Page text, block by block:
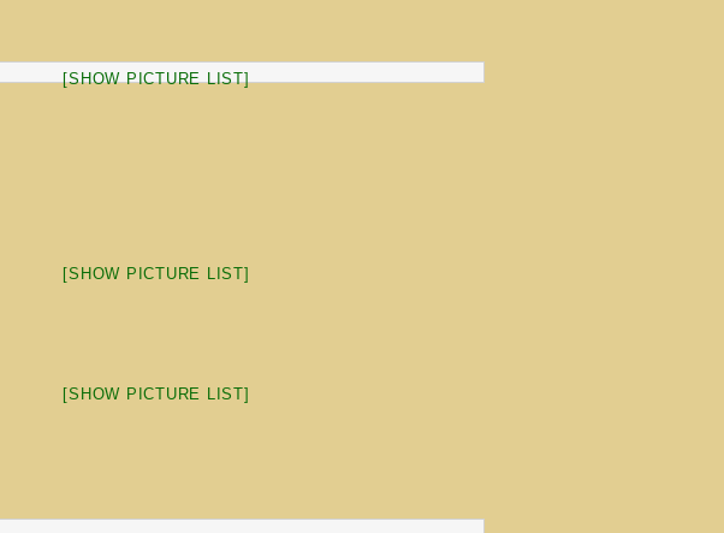
[SHOW PICTURE LIST]
[SHOW PICTURE LIST]
[SHOW PICTURE LIST]